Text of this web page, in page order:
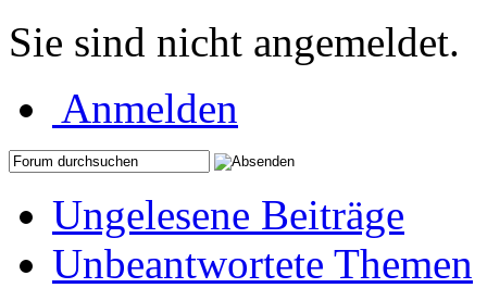
Sie sind nicht angemeldet.
Anmelden
Ungelesene Beiträge
Unbeantwortete Themen